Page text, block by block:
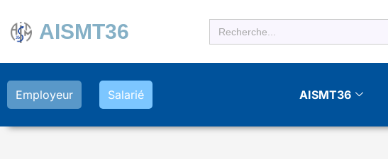
au
AISMT36
Search
for:
Employeur Salarié AISMT36